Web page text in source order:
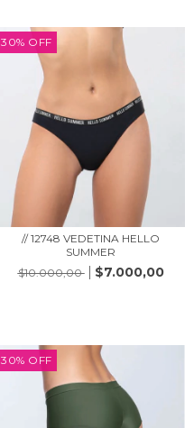
30% OFF
// 12748 VEDETINA HELLO
SUMMER
$10.000,00
$7.000,00
30% OFF